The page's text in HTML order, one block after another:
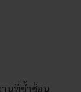
านที่ซ้ำซ้อน